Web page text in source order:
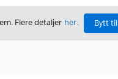
Flere detaljer her. Bytt